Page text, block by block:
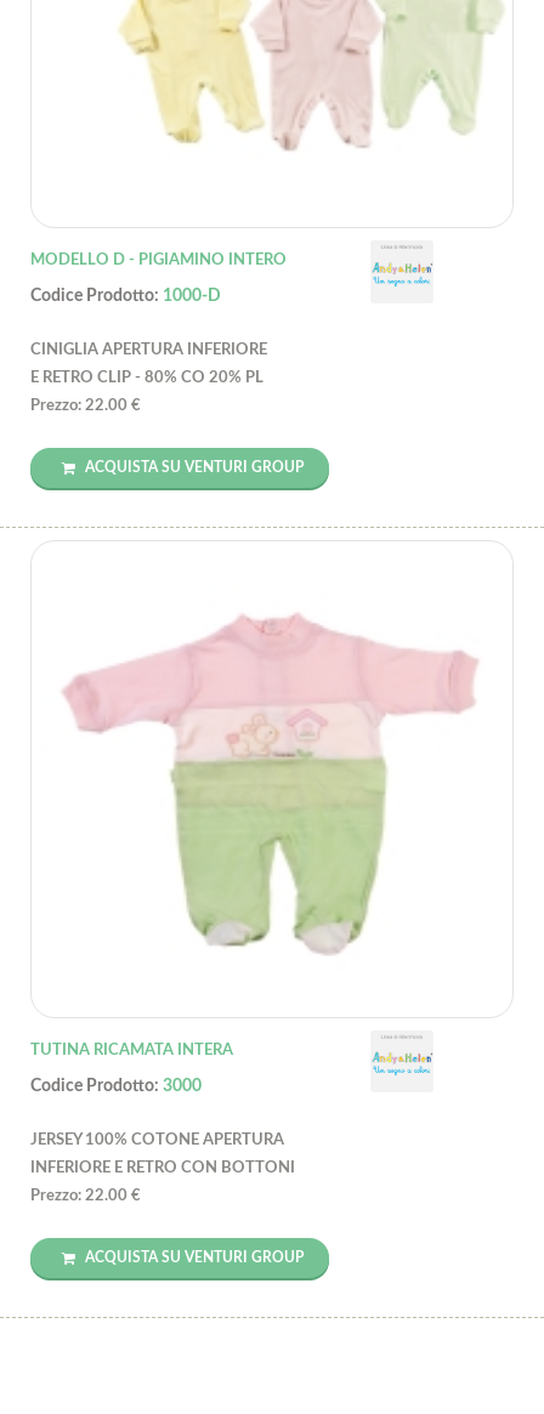
MODELLO D - PIGIAMINO INTERO
Codice Prodotto: 1000-D
CINIGLIA APERTURA INFERIORE
E RETRO CLIP - 80% CO 20% PL
Prezzo: 22.00 €
ACQUISTA SU VENTURI GROUP
TUTINA RICAMATA INTERA
Codice Prodotto: 3000
JERSEY 100% COTONE APERTURA
INFERIORE E RETRO CON BOTTONI
Prezzo: 22.00 €
ACQUISTA SU VENTURI GROUP